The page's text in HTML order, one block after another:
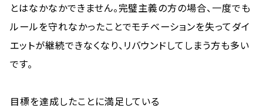
とはなかなかできません。完璧主義の方の場合、一度でも
ルールを守れなかったことでモチベーションを失ってダイ
エットが継続できなくなり、リバウンドしてしまう方も多い
です。
目標を達成したことに満足している